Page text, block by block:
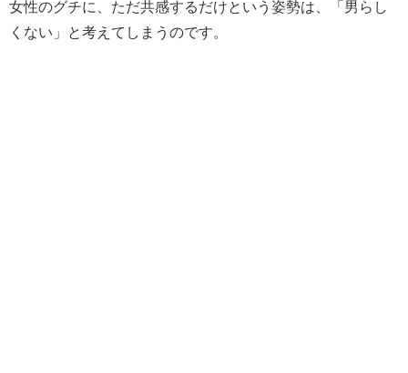
女性のグチに、ただ共感するだけという姿勢は、「男らし
くない」と考えてしまうのです。